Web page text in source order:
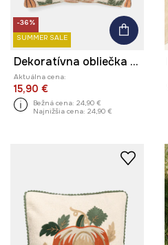
-36%
SUMMER SALE
Dekoratívna obliečka na vankúš vzorované 45 x 45 cm
Aktuálna cena:
15,90 €
Bežná cena: 24,90 €
Najnižšia cena: 24,90 €